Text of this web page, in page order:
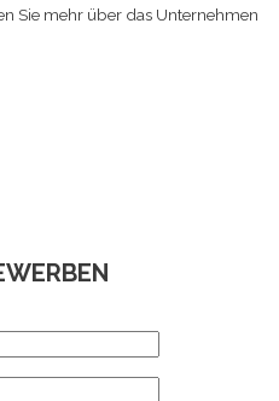
Sie mehr über das Unternehmen